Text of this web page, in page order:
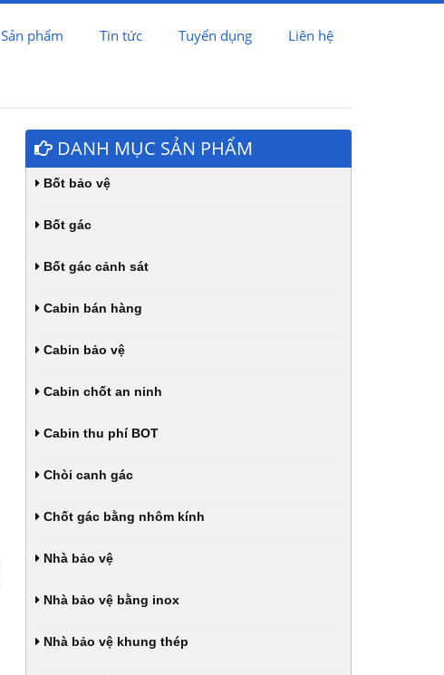
Sản phẩm Tin tức Tuyển dụng Liên hệ
DANH MỤC SẢN PHẨM
Bốt bảo vệ
Bốt gác
Bốt gác cảnh sát
Cabin bán hàng
Cabin bảo vệ
Cabin chốt an ninh
Cabin thu phí BOT
Chòi canh gác
Chốt gác bằng nhôm kính
Nhà bảo vệ
Nhà bảo vệ bằng inox
Nhà bảo vệ khung thép